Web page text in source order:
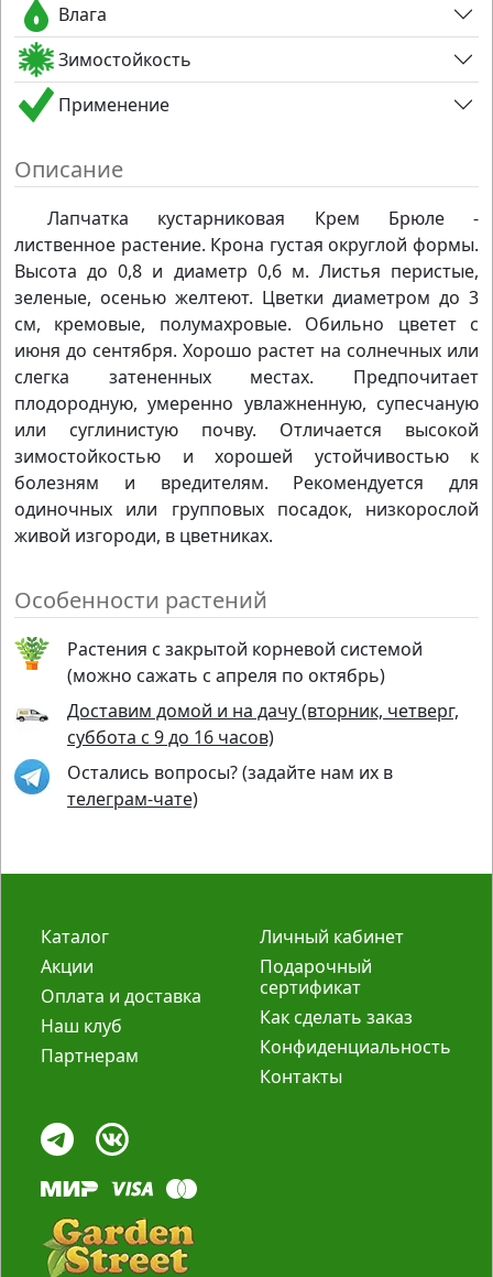
Влага
Зимостойкость
Применение
Описание
Лапчатка кустарниковая Крем Брюле -
лиственное растение. Крона густая округлой формы.
Высота до 0,8 и диаметр 0,6 м. Листья перистые,
зеленые, осенью желтеют. Цветки диаметром до 3
см, кремовые, полумахровые. Обильно цветет с
июня до сентября. Хорошо растет на солнечных или
слегка затененных местах. Предпочитает
плодородную, умеренно увлажненную, супесчаную
или суглинистую почву. Отличается высокой
зимостойкостью и хорошей устойчивостью к
болезням и вредителям. Рекомендуется для
одиночных или групповых посадок, низкорослой
живой изгороди, в цветниках.
Особенности растений
Растения с закрытой корневой системой
(можно сажать с апреля по октябрь)
Доставим домой и на дачу (вторник, четверг,
суббота с 9 до 16 часов)
Остались вопросы? (задайте нам их в
телеграм-чате)
Каталог
Акции
Оплата и доставка
Наш клуб
Партнерам
Личный кабинет
Подарочный
сертификат
Как сделать заказ
Конфиденциальность
Контакты